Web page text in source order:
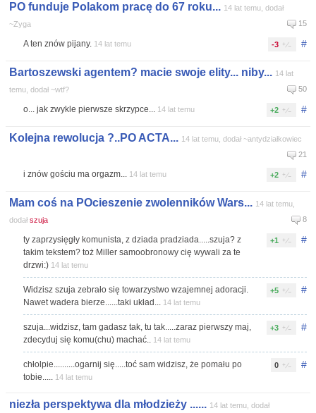
PO funduje Polakom pracę do 67 roku... 14 lat temu, dodał
~Zyga
15
#
-3
A ten znów pijany. 14 lat temu
Bartoszewski agentem? macie swoje elity... niby... 14 lat
temu, dodał ~wtf?
50
#
+2
o... jak zwykle pierwsze skrzypce... 14 lat temu
Kolejna rewolucja ?..PO ACTA... 14 lat temu, dodał ~antydziałkowiec
21
#
+2
i znów gościu ma orgazm... 14 lat temu
Mam coś na POcieszenie zwolenników Wars... 14 lat temu,
dodał szuja 8
#
+1
ty zaprzysięgły komunista, z dziada pradziada.....szuja? z
takim tekstem? toż Miller samoobronowy cię wywali za te
drzwi:) 14 lat temu
#
+5
Widzisz szuja zebrało się towarzystwo wzajemnej adoracji.
Nawet wadera bierze......taki układ... 14 lat temu
#
+3
szuja...widzisz, tam gadasz tak, tu tak.....zaraz pierwszy maj,
zdecyduj się komu(chu) machać.. 14 lat temu
#
0
chłolpie..........ogarnij się.....toć sam widzisz, że pomału po
tobie..... 14 lat temu
niezła perspektywa dla młodzieży ...... 14 lat temu, dodał